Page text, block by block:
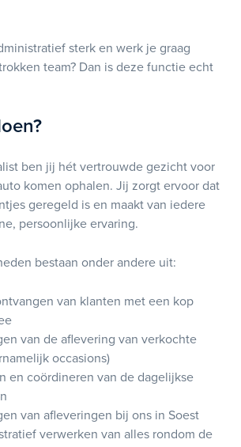
sterk en werk je graag
team? Dan is deze functie echt
ben jij hét vertrouwde gezicht voor
komen ophalen. Jij zorgt ervoor dat
geregeld is en maakt van iedere
persoonlijke ervaring.
bestaan onder andere uit:
van klanten met een kop
van de aflevering van verkochte
occasions)
en coördineren van de dagelijkse
van afleveringen bij ons in Soest
verwerken van alles rondom de